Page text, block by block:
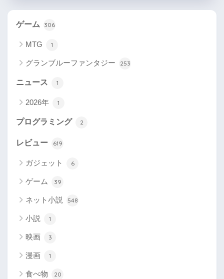
ゲーム 306
MTG 1
グランブルーファンタジー 253
ニュース 1
2026年 1
プログラミング 2
レビュー 619
ガジェット 6
ゲーム 39
ネット小説 548
小説 1
映画 3
漫画 1
食べ物 20